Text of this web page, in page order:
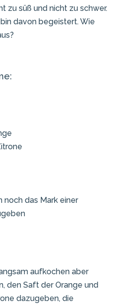
zu süß und nicht zu schwer.
davon begeistert. Wie
noch das Mark einer
aufkochen aber
den Saft der Orange und
dazugeben, die